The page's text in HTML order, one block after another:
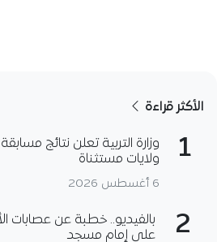
الأكثر قراءة
1
ولايات مستثناة
6 أغسطس 2026
2
بالفيديو.. خطبة عن عصابات
على إمام مسجد